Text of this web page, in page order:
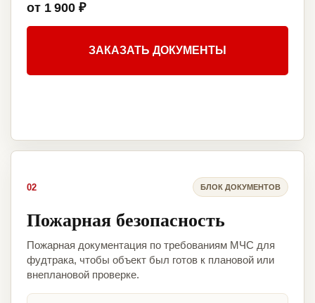
от 1 900 ₽
ЗАКАЗАТЬ ДОКУМЕНТЫ
02 БЛОК ДОКУМЕНТОВ
Пожарная безопасность
Пожарная документация по требованиям МЧС для
фудтрака, чтобы объект был готов к плановой или
внеплановой проверке.